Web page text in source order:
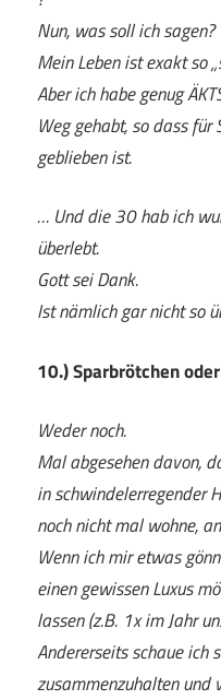
Nun, was soll ich sagen?
Mein Leben ist exakt so
Aber ich habe genug
Weg gehabt, so dass für
geblieben ist.
… Und die 30 hab ich
überlebt.
Gott sei Dank.
Ist nämlich gar nicht so
10.) Sparbrötchen
Weder noch.
Mal abgesehen davon,
in schwindelerregender
noch nicht mal wohne,
Wenn ich mir etwas
einen gewissen Luxus
lassen (z.B. 1x im Jahr
Andererseits schaue ich
zusammenzuhalten und